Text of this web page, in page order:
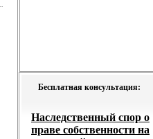
Бесплатная консультация: